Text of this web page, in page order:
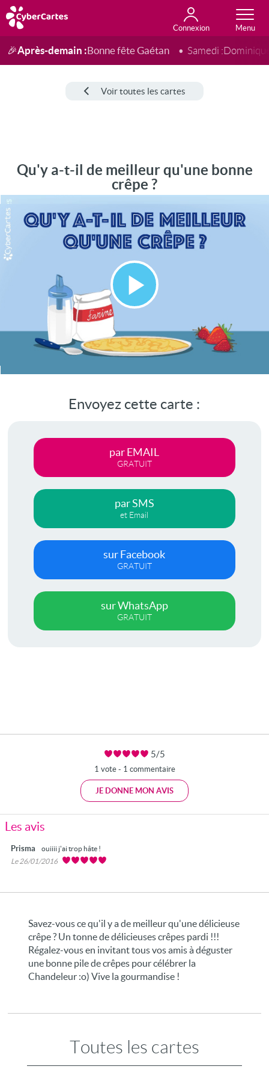
Connexion
Anniversaire
Fête du jour
Amour
Amitié
Merci
Toutes les cartes
🎉Après-demain :Bonne fête Gaétan Samedi :
Voir toutes les cartes
Qu'y a-t-il de meilleur qu'une bonne
crêpe ?
Lire
la
vidéo
Envoyez cette carte :
par EMAIL
GRATUIT
par SMS
et Email
sur Facebook
GRATUIT
sur WhatsApp
GRATUIT
5/5
1 vote - 1 commentaire
JE DONNE MON AVIS
Les avis
Prisma
ouiiii j'ai trop hâte !
Le 26/01/2016
Savez-vous ce qu'il y a de meilleur qu'une délicieuse
crêpe ? Un tonne de délicieuses crêpes pardi !!!
Régalez-vous en invitant tous vos amis à déguster
une bonne pile de crêpes pour célébrer la
Chandeleur :o) Vive la gourmandise !
Toutes les cartes